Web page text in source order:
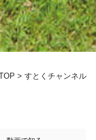
> すとくチャンネル